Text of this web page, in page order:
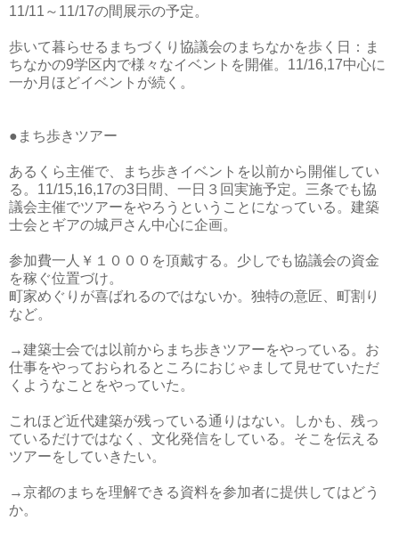
11/11～11/17の間展示の予定。
歩いて暮らせるまちづくり協議会のまちなかを歩く日：ま
ちなかの9学区内で様々なイベントを開催。11/16,17中心に
一か月ほどイベントが続く。
●まち歩きツアー
あるくら主催で、まち歩きイベントを以前から開催してい
る。11/15,16,17の3日間、一日３回実施予定。三条でも協
議会主催でツアーをやろうということになっている。建築
士会とギアの城戸さん中心に企画。
参加費一人￥１０００を頂戴する。少しでも協議会の資金
を稼ぐ位置づけ。
町家めぐりが喜ばれるのではないか。独特の意匠、町割り
など。
→建築士会では以前からまち歩きツアーをやっている。お
仕事をやっておられるところにおじゃまして見せていただ
くようなことをやっていた。
これほど近代建築が残っている通りはない。しかも、残っ
ているだけではなく、文化発信をしている。そこを伝える
ツアーをしていきたい。
→京都のまちを理解できる資料を参加者に提供してはどう
か。